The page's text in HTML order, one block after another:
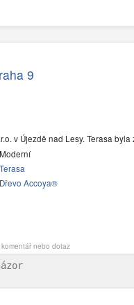
9
v Újezdě nad Lesy. Terasa
Moderní
Terasa
Dřevo Accoya®
komentář nebo dotaz